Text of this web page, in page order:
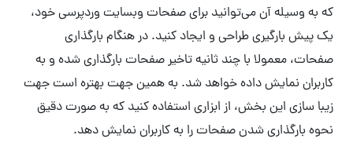
که به وسیله آن می‌توانید برای صفحات وبسایت وردپرسی خود،
یک پیش بارگیری طراحی و ایجاد کنید. در هنگام بارگذاری
صفحات، معمولا با چند ثانیه تاخیر صفحات بارگذاری شده و به
کاربران نمایش داده خواهد شد. به همین جهت بهتره است جهت
زیبا سازی این بخش، از ابزاری استفاده کنید که به صورت دقیق
نحوه بارگذاری شدن صفحات را به کاربران نمایش دهد.